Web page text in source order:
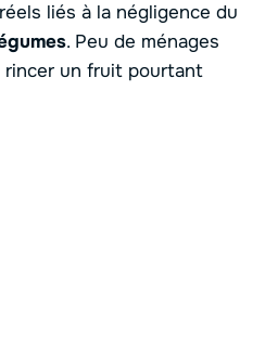
liés à la négligence du
. Peu de ménages
un fruit pourtant